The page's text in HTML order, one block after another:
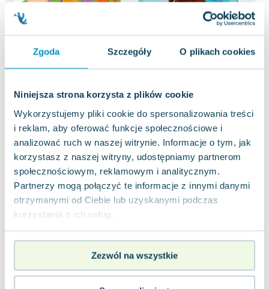
Zgoda Szczegóły O plikach cookies
Niniejsza strona korzysta z plików cookie
Wykorzystujemy pliki cookie do spersonalizowania treści
i reklam, aby oferować funkcje społecznościowe i
analizować ruch w naszej witrynie. Informacje o tym, jak
korzystasz z naszej witryny, udostępniamy partnerom
społecznościowym, reklamowym i analitycznym.
Partnerzy mogą połączyć te informacje z innymi danymi
otrzymanymi od Ciebie lub uzyskanymi podczas
korzystania z ich usług.
Zezwól na wszystkie
-73%
1.61 zł nowa
Do koszyka
-72%
6.96 zł jak nowa
Do koszyka
Opinie
0.0 0 ocen i 0